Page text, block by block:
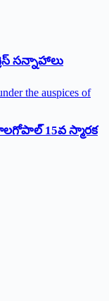
‌సన్నాహాలు
15వ స్మారక